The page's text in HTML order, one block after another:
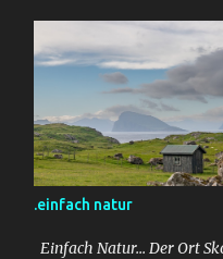
.einfach natur
Einfach Natur... Der Ort